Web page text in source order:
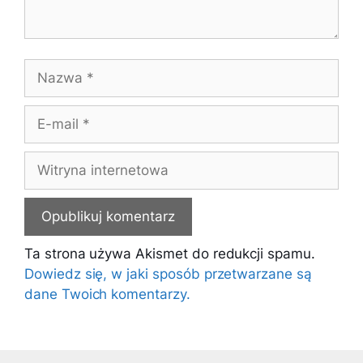
Nazwa
Witryna
internetowa
Ta strona używa Akismet do redukcji spamu.
Dowiedz się, w jaki sposób przetwarzane są
dane Twoich komentarzy.